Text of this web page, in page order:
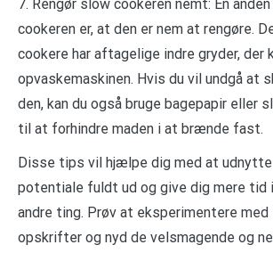
7. Rengør slow cookeren nemt: En
cookeren er, at den er nem at rengøre.
cookere har aftagelige indre gryder, der
opvaskemaskinen. Hvis du vil undgå at
den, kan du også bruge bagepapir eller
til at forhindre maden i at brænde fast.
Disse tips vil hjælpe dig med at
potentiale fuldt ud og give dig mere tid
andre ting. Prøv at eksperimentere
opskrifter og nyd de velsmagende og